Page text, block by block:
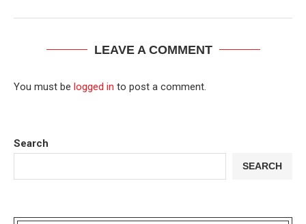
LEAVE A COMMENT
You must be logged in to post a comment.
Search
SEARCH